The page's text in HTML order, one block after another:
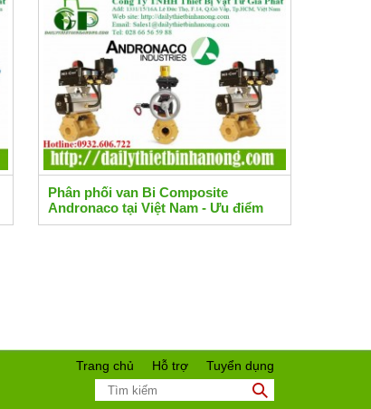
Phân phối van Bi Composite
Andronaco tại Việt Nam - Ưu điểm
chống ăn mòn
Trang chủ Hỗ trợ Tuyển dụng